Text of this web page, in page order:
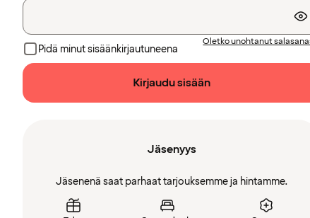
Pidä minut sisäänkirjautuneena
Oletko unohtanut
Kirjaudu sisään
Jäsenyys
Jäsenenä saat parhaat tarjouksemme ja hintamme.